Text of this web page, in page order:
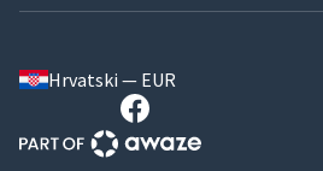
Hrvatski — EUR